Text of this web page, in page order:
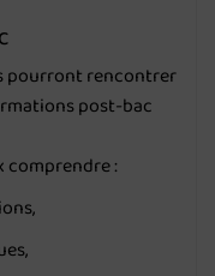
pourront rencontrer
post-bac
comprendre :